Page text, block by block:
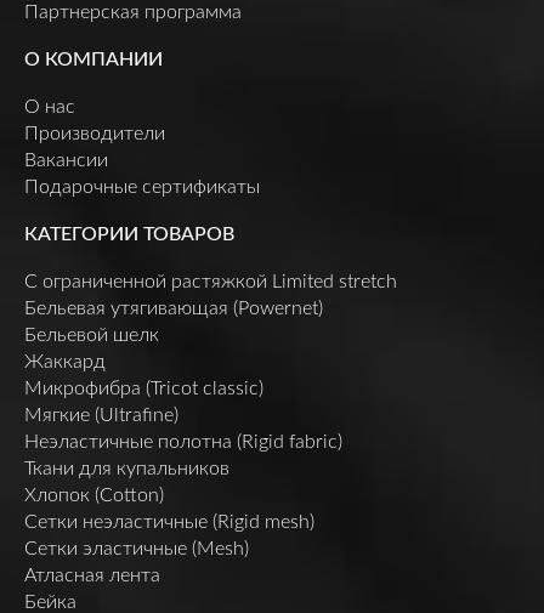
Партнерская программа
О КОМПАНИИ
О нас
Производители
Вакансии
Подарочные сертификаты
КАТЕГОРИИ ТОВАРОВ
C ограниченной растяжкой Limited stretch
Бельевая утягивающая (Powernet)
Бельевой шелк
Жаккард
Микрофибра (Tricot classic)
Мягкие (Ultrafine)
Неэластичные полотна (Rigid fabric)
Ткани для купальников
Хлопок (Cotton)
Сетки неэластичные (Rigid mesh)
Сетки эластичные (Mesh)
Атласная лента
Бейка